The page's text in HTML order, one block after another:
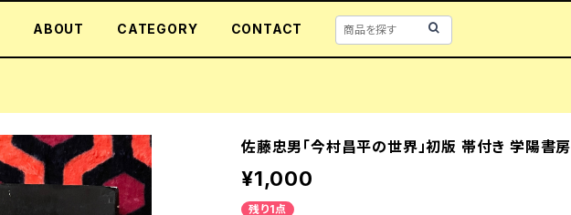
ABOUT CATEGORY CONTACT
佐藤忠男「今村昌平の世界」初版 帯付き 学陽書房
¥1,000
残り1点